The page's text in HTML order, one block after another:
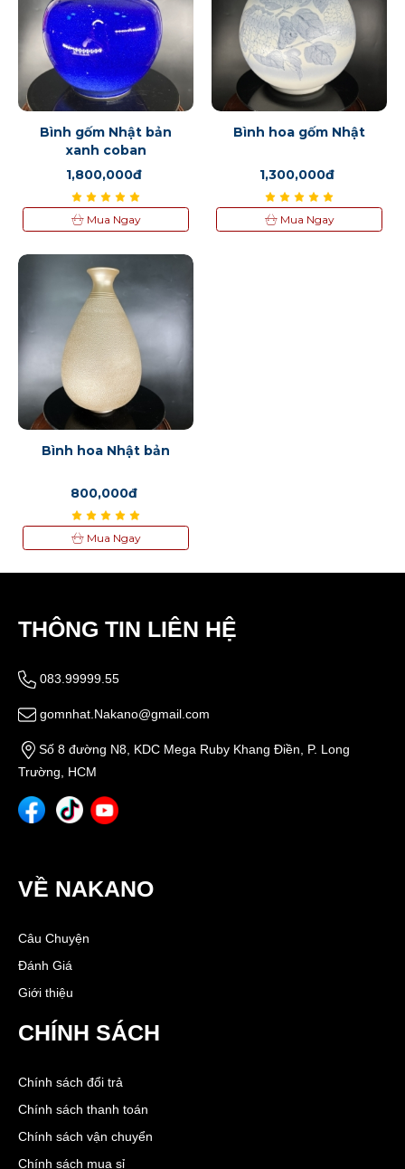
Bình gốm Nhật bản
xanh coban
1,800,000đ
Mua Ngay
Bình hoa gốm Nhật
1,300,000đ
Mua Ngay
Bình hoa Nhật bản
800,000đ
Mua Ngay
THÔNG TIN LIÊN HỆ
083.99999.55
gomnhat.Nakano@gmail.com
Số 8 đường N8, KDC Mega Ruby Khang Điền, P. Long
Trường, HCM
VỀ NAKANO
Câu Chuyện
Đánh Giá
Giới thiệu
CHÍNH SÁCH
Chính sách đổi trả
Chính sách thanh toán
Chính sách vận chuyển
Chính sách mua sỉ